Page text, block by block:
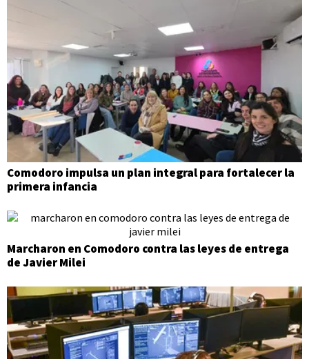
Comodoro impulsa un plan integral para fortalecer la
primera infancia
Marcharon en Comodoro contra las leyes de entrega
de Javier Milei